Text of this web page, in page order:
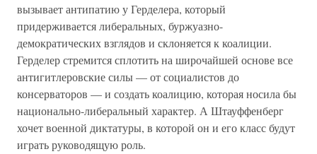
вызывает антипатию у Герделера, который
придерживается либеральных, буржуазно-
демократических взглядов и склоняется к коалиции.
Герделер стремится сплотить на широчайшей основе все
антигитлеровские силы — от социалистов до
консерваторов — и создать коалицию, которая носила бы
национально-либеральный характер. А Штауффенберг
хочет военной диктатуры, в которой он и его класс будут
играть руководящую роль.